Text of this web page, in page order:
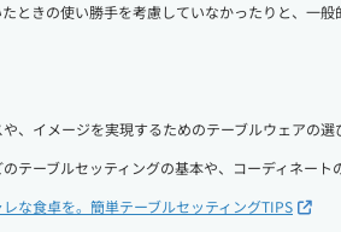
ときの使い勝手を考慮していなかったりと、一
、イメージを実現するためのテーブルウェアの選
テーブルセッティングの基本や、コーディネート
な食卓を。簡単テーブルセッティングTIPS